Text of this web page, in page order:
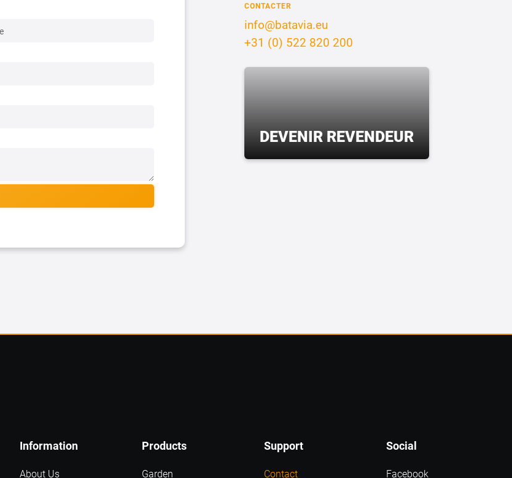
CONTACTER
info@batavia.eu
+31 (0) 522 820 200
DEVENIR REVENDEUR
Support
Products Social
About Us
Information
Garden Contact Facebook